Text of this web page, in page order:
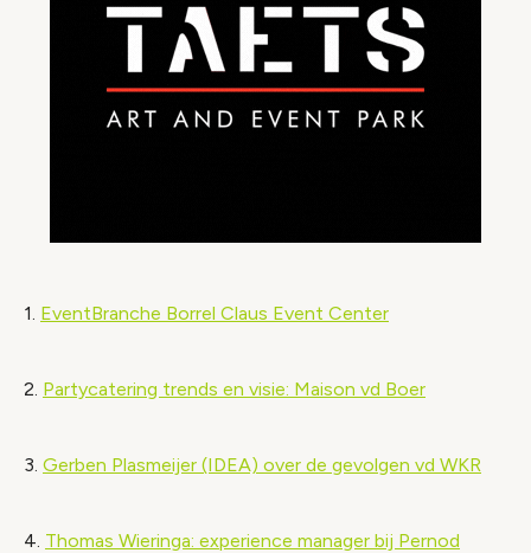
1. EventBranche Borrel Claus Event Center
2. Partycatering trends en visie: Maison vd Boer
3. Gerben Plasmeijer (IDEA) over de gevolgen vd WKR
4. Thomas Wieringa: experience manager bij Pernod